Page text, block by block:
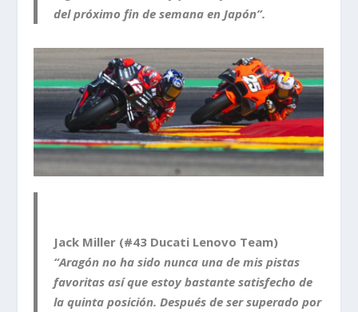
del próximo fin de semana en Japón”.
Jack Miller (#43 Ducati Lenovo Team)
“Aragón no ha sido nunca una de mis pistas
favoritas así que estoy bastante satisfecho de
la quinta posición. Después de ser superado por